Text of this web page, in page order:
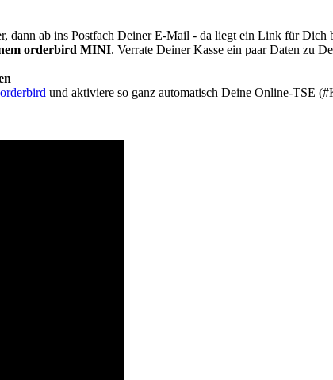
, dann ab ins Postfach Deiner E-Mail - da liegt ein Link für Dich
orderbird MINI. Verrate Deiner Kasse ein paar Daten zu
orderbird und aktiviere so ganz automatisch Deine Online-TSE (#